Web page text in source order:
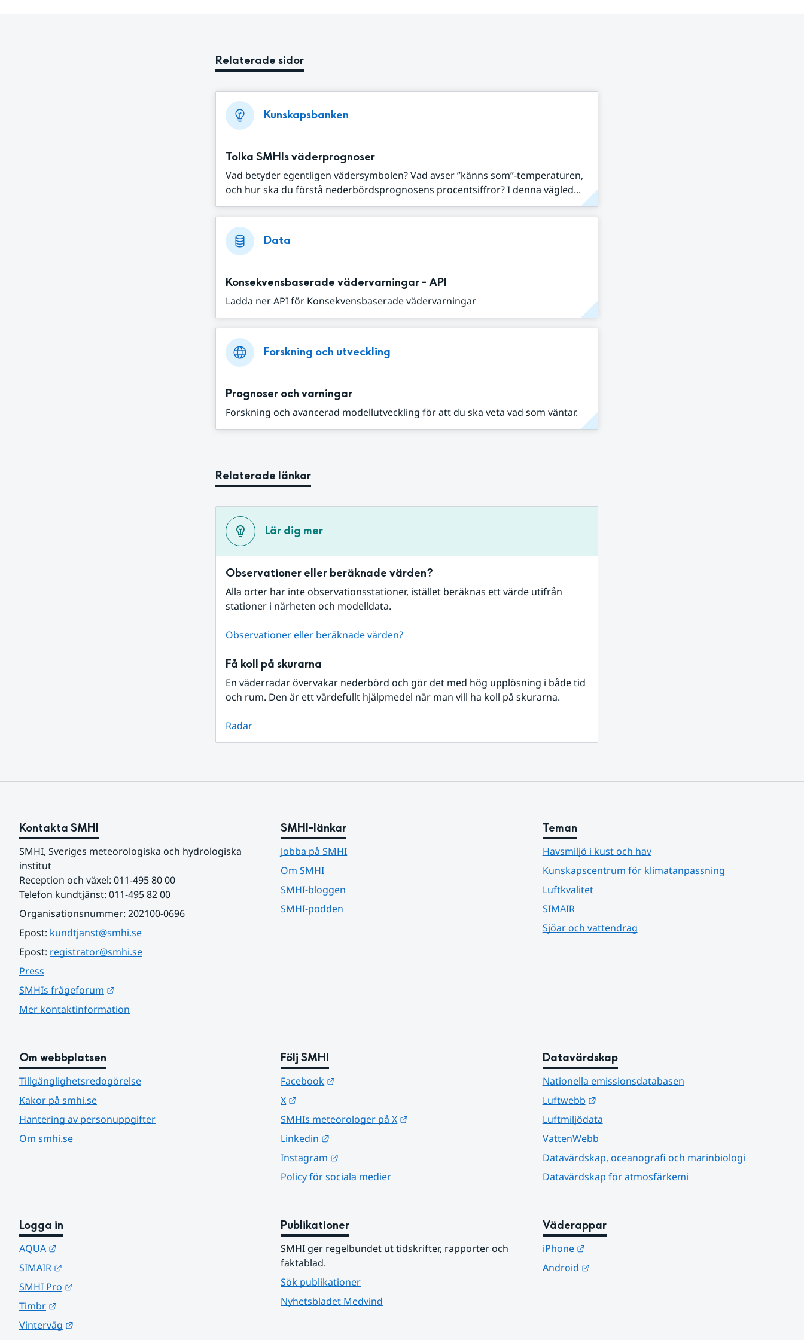
Relaterade sidor
Kunskapsbanken
Tolka SMHIs väderprognoser
Vad betyder egentligen vädersymbolen? Vad avser ”känns som”-temperaturen,
och hur ska du förstå nederbördsprognosens procentsiffror? I denna vägled...
Data
Konsekvensbaserade vädervarningar - API
Ladda ner API för Konsekvensbaserade vädervarningar
Forskning och utveckling
Prognoser och varningar
Forskning och avancerad modellutveckling för att du ska veta vad som väntar.
Relaterade länkar
Lär dig mer
Observationer eller beräknade värden?
Alla orter har inte observationsstationer, istället beräknas ett värde utifrån
stationer i närheten och modelldata.
Observationer eller beräknade värden?
Få koll på skurarna
En väderradar övervakar nederbörd och gör det med hög upplösning i både tid
och rum. Den är ett värdefullt hjälpmedel när man vill ha koll på skurarna.
Radar
Kontakta SMHI
SMHI, Sveriges meteorologiska och hydrologiska
institut
Reception och växel: 011-495 80 00
Telefon kundtjänst: 011-495 82 00
Organisationsnummer: 202100-0696
Epost: kundtjanst@smhi.se
Epost: registrator@smhi.se
Press
SMHIs frågeforum
Mer kontaktinformation
SMHI-länkar
Jobba på SMHI
Om SMHI
SMHI-bloggen
SMHI-podden
Teman
Havsmiljö i kust och hav
Kunskapscentrum för klimatanpassning
Luftkvalitet
SIMAIR
Sjöar och vattendrag
Om webbplatsen
Tillgänglighetsredogörelse
Kakor på smhi.se
Hantering av personuppgifter
Om smhi.se
Följ SMHI
Facebook
X
SMHIs meteorologer på X
Linkedin
Instagram
Policy för sociala medier
Datavärdskap
Nationella emissionsdatabasen
Luftwebb
Länk till annan webbplats.
Luftmiljödata
VattenWebb
Datavärdskap, oceanografi och marinbiologi
Datavärdskap för atmosfärkemi
Logga in
AQUA
SIMAIR
SMHI Pro
Timbr
Vinterväg
Publikationer
SMHI ger regelbundet ut tidskrifter, rapporter och
faktablad.
Sök publikationer
Nyhetsbladet Medvind
Väderappar
iPhone
Länk till annan webbplats.
Android
Länk till annan webbplats.